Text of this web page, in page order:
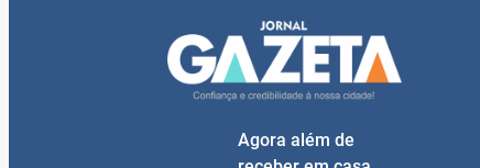
Agora além de